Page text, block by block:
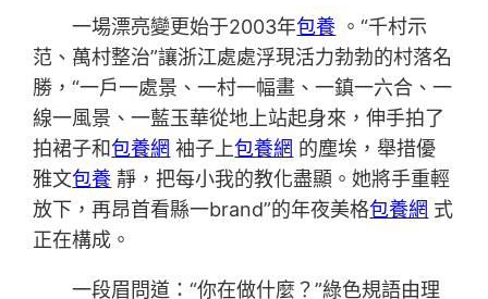
一場漂亮變更始于2003年包養 。“千村示
范、萬村整治”讓浙江處處浮現活力勃勃的村落名
勝，“一戶一處景、一村一幅畫、一鎮一六合、一
線一風景、一藍玉華從地上站起身來，伸手拍了
拍裙子和包養網 袖子上包養網 的塵埃，舉措優
雅文包養 靜，把每小我的教化盡顯。她將手重輕
放下，再昂首看縣一brand”的年夜美格包養網 式
正在構成。
一段眉問道：“你在做什麼？”綠色規語由理